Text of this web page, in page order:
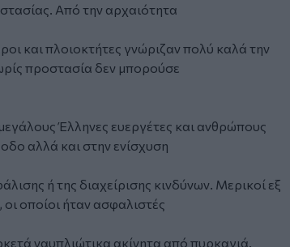
Από την αρχαιότητα
και πλοιοκτήτες γνώριζαν πολύ καλά την
προστασία δεν μπορούσε
Έλληνες ευεργέτες και ανθρώπους
αλλά και στην ενίσχυση
ή της διαχείρισης κινδύνων. Μερικοί εξ
οι οποίοι ήταν ασφαλιστές
ναυπλιώτικα ακίνητα από πυρκαγιά.